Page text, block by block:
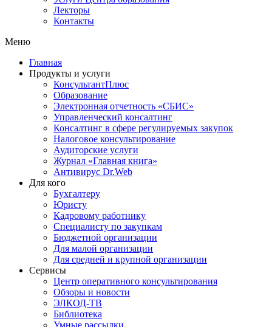
Лекторы
Контакты
Меню
Главная
Продукты и услуги
КонсультантПлюс
Образование
Электронная отчетность «СБИС»
Управленческий консалтинг
Консалтинг в сфере регулируемых закупок
Налоговое консультирование
Аудиторские услуги
Журнал «Главная книга»
Антивирус Dr.Web
Для кого
Бухгалтеру
Юристу
Кадровому работнику
Специалисту по закупкам
Бюджетной организации
Для малой организации
Для средней и крупной организации
Сервисы
Центр оперативного консультирования
Обзоры и новости
ЭЛКОД-ТВ
Библиотека
Умные рассылки